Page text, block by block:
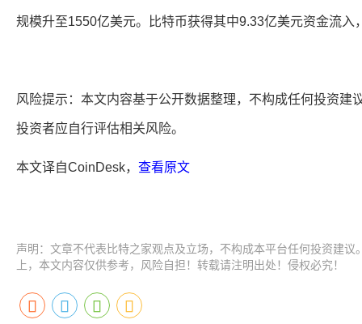
规模升至1550亿美元。比特币获得其中9.33亿美元资金流入
风险提示：本文内容基于公开数据整理，不构成任何投资建
投资者应自行评估相关风险。
本文译自CoinDesk， 查看原文
声明：文章不代表比特之家观点及立场，不构成本平台任何投资建议
上，本文内容仅供参考，风险自担！转载请注明出处！侵权必究！